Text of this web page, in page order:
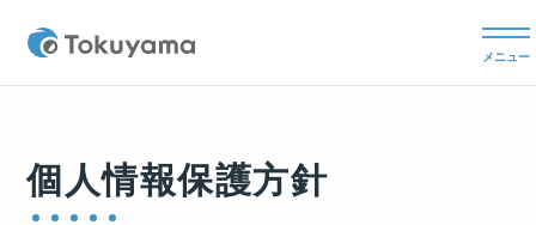
メニュー
個人情報保護方針